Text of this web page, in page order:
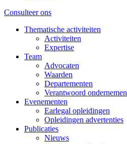
Consulteer ons
Thematische activiteiten
Activiteiten
Expertise
Team
Advocaten
Waarden
Departementen
Verantwoord ondernemen
Evenementen
Earlegal opleidingen
Opleidingen advertenties
Publicaties
Nieuws